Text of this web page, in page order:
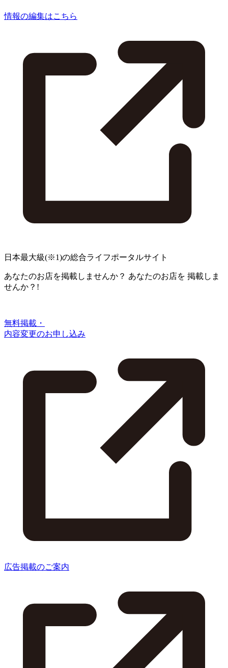
情報の編集はこちら
日本最大級(※1)の総合ライフポータルサイト
あなたのお店を掲載しませんか？ あなたのお店を 掲載しま
せんか？!
無料掲載・
内容変更のお申し込み
広告掲載のご案内